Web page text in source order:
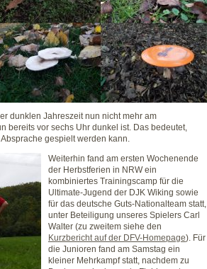
dunklen Jahreszeit nun nicht mehr am
bereits vor sechs Uhr dunkel ist. Das bedeutet,
gespielt werden kann.
Weiterhin fand am ersten Wochenende
der Herbstferien in NRW ein
kombiniertes Trainingscamp für die
Ultimate-Jugend der DJK Wiking sowie
für das deutsche Guts-Nationalteam statt,
unter Beteiligung unseres Spielers Carl
Walter (zu zweitem siehe den
Kurzbericht auf der DFV-Homepage). Für
die Junioren fand am Samstag ein
kleiner Mehrkampf statt, nachdem zu